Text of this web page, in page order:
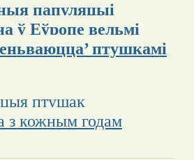
папуляцыі
ў Еўропе вельмі
птушкамі
птушак
з кожным годам